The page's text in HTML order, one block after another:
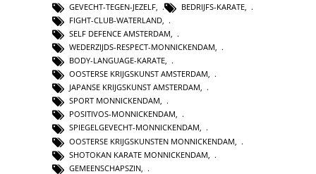
GEVECHT-TEGEN-JEZELF
BEDRIJFS-KARATE
FIGHT-CLUB-WATERLAND
SELF DEFENCE AMSTERDAM,
WEDERZIJDS-RESPECT-MONNICKENDAM,
BODY-LANGUAGE-KARATE,
OOSTERSE KRIJGSKUNST AMSTERDAM,
JAPANSE KRIJGSKUNST AMSTERDAM,
SPORT MONNICKENDAM,
POSITIVOS-MONNICKENDAM,
SPIEGELGEVECHT-MONNICKENDAM,
OOSTERSE KRIJGSKUNSTEN MONNICKENDAM
SHOTOKAN KARATE MONNICKENDAM
GEMEENSCHAPSZIN